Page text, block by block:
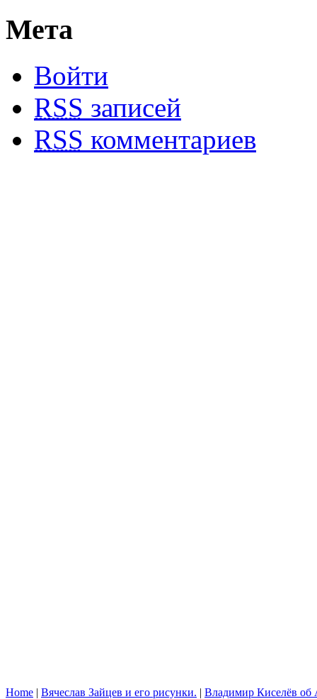
Мета
Войти
RSS записей
RSS комментариев
Home | Вячеслав Зайцев и его рисунки. | Владимир Киселёв об